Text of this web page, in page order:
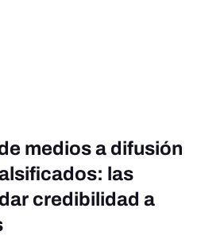
medios a difusión
las
credibilidad a